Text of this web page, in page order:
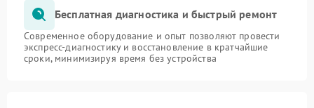
Бесплатная диагностика и быстрый ремонт
Современное оборудование и опыт позволяют провести
экспресс-диагностику и восстановление в кратчайшие
сроки, минимизируя время без устройства